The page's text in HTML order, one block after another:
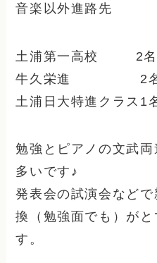
音楽以外進路先
土浦第一高校 2名
牛久栄進 2
土浦日大特進クラス1
勉強とピアノの文武
多いです♪
発表会の試演会など
換（勉強面でも）が
す。